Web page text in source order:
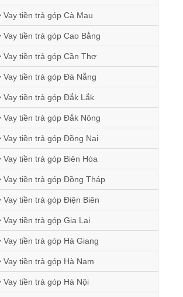
Vay tiền trả góp Cà Mau
Vay tiền trả góp Cao Bằng
Vay tiền trả góp Cần Thơ
Vay tiền trả góp Đà Nẵng
Vay tiền trả góp Đắk Lắk
Vay tiền trả góp Đắk Nông
Vay tiền trả góp Đồng Nai
Vay tiền trả góp Biên Hòa
Vay tiền trả góp Đồng Tháp
Vay tiền trả góp Điện Biên
Vay tiền trả góp Gia Lai
Vay tiền trả góp Hà Giang
Vay tiền trả góp Hà Nam
Vay tiền trả góp Hà Nội